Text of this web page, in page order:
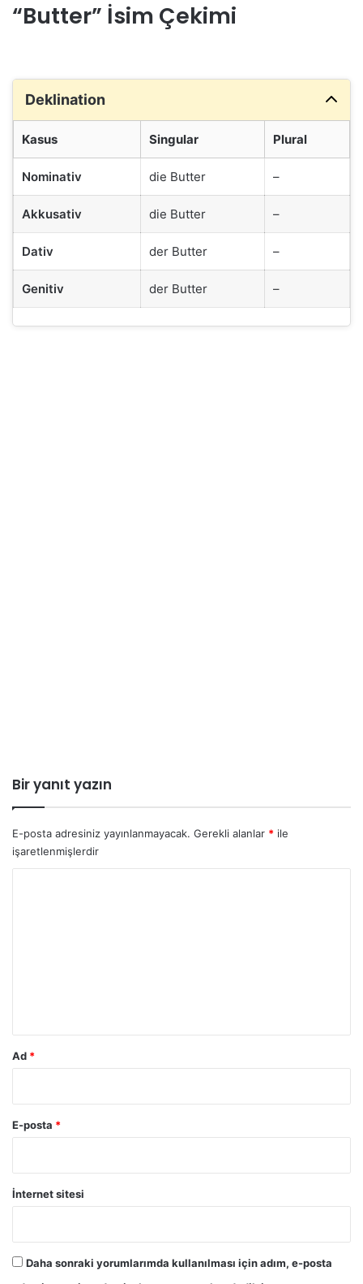
“Butter” İsim Çekimi
Deklination
Kasus Singular Plural
Nominativ die Butter –
Akkusativ die Butter –
Dativ der Butter –
Genitiv der Butter –
Bir yanıt yazın
E-posta adresiniz yayınlanmayacak. Gerekli alanlar * ile
işaretlenmişlerdir
Ad *
E-posta *
İnternet sitesi
Daha sonraki yorumlarımda kullanılması için adım, e-posta